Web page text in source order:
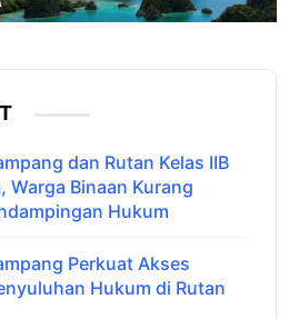
dan Rutan Kelas IIB
Warga Binaan Kurang
Hukum
Perkuat Akses
Hukum di Rutan